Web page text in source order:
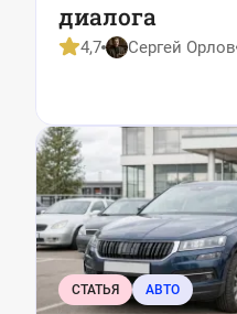
диалога
4,7 Сергей Орлов
СТАТЬЯ АВТО